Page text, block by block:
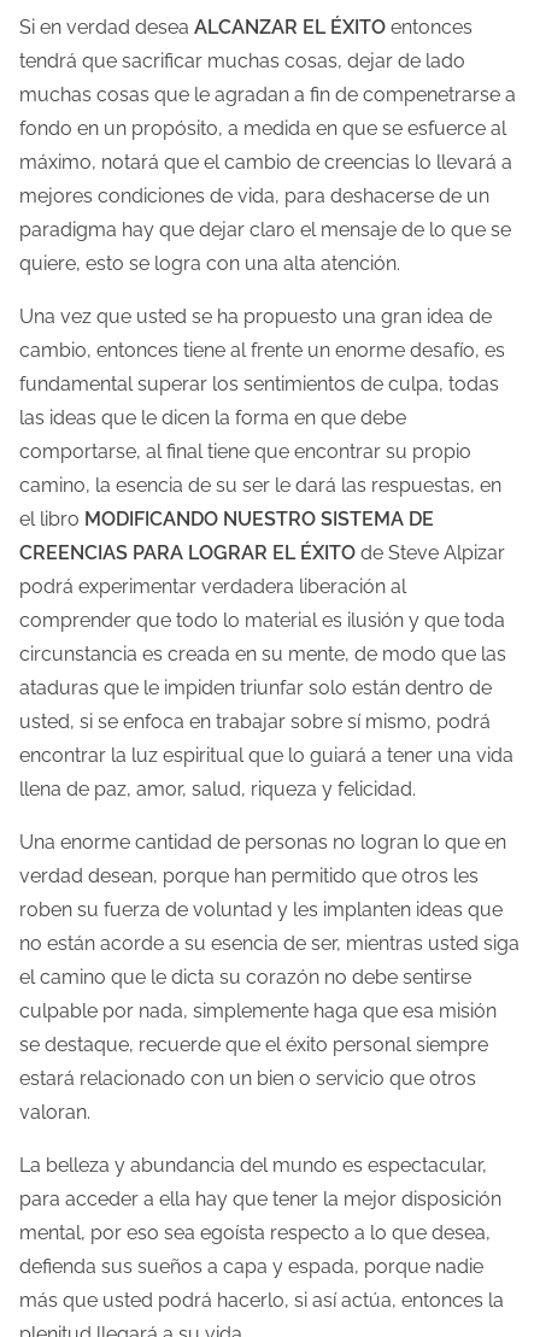
Si en verdad desea ALCANZAR EL ÉXITO entonces
tendrá que sacrificar muchas cosas, dejar de lado
muchas cosas que le agradan a fin de compenetrarse a
fondo en un propósito, a medida en que se esfuerce al
máximo, notará que el cambio de creencias lo llevará a
mejores condiciones de vida, para deshacerse de un
paradigma hay que dejar claro el mensaje de lo que se
quiere, esto se logra con una alta atención.
Una vez que usted se ha propuesto una gran idea de
cambio, entonces tiene al frente un enorme desafío, es
fundamental superar los sentimientos de culpa, todas
las ideas que le dicen la forma en que debe
comportarse, al final tiene que encontrar su propio
camino, la esencia de su ser le dará las respuestas, en
el libro MODIFICANDO NUESTRO SISTEMA DE
CREENCIAS PARA LOGRAR EL ÉXITO de Steve Alpizar
podrá experimentar verdadera liberación al
comprender que todo lo material es ilusión y que toda
circunstancia es creada en su mente, de modo que las
ataduras que le impiden triunfar solo están dentro de
usted, si se enfoca en trabajar sobre sí mismo, podrá
encontrar la luz espiritual que lo guiará a tener una vida
llena de paz, amor, salud, riqueza y felicidad.
Una enorme cantidad de personas no logran lo que en
verdad desean, porque han permitido que otros les
roben su fuerza de voluntad y les implanten ideas que
no están acorde a su esencia de ser, mientras usted siga
el camino que le dicta su corazón no debe sentirse
culpable por nada, simplemente haga que esa misión
se destaque, recuerde que el éxito personal siempre
estará relacionado con un bien o servicio que otros
valoran.
La belleza y abundancia del mundo es espectacular,
para acceder a ella hay que tener la mejor disposición
mental, por eso sea egoísta respecto a lo que desea,
defienda sus sueños a capa y espada, porque nadie
más que usted podrá hacerlo, si así actúa, entonces la